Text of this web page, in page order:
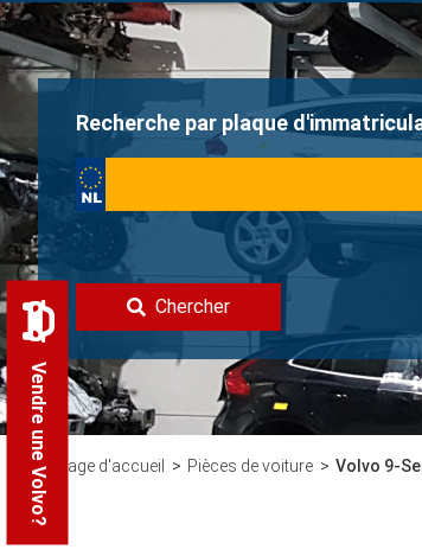
Recherche par plaque
Chercher
Page d'accueil Pièces de voiture Volvo 9-
Vendre une Volvo?